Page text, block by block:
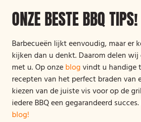
ONZE BESTE BBQ TIPS!
Barbecueën lijkt eenvoudig, maar er
kijken dan u denkt. Daarom delen
met u. Op onzeblogvindt u handige
recepten van het perfect braden
kiezen van de juiste vis voor op de
iedere BBQ een gegarandeerd
blog!